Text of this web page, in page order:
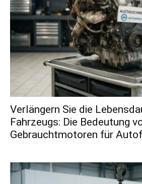
Verlängern Sie die
Fahrzeugs: Die Bedeutung
Gebrauchtmotoren für